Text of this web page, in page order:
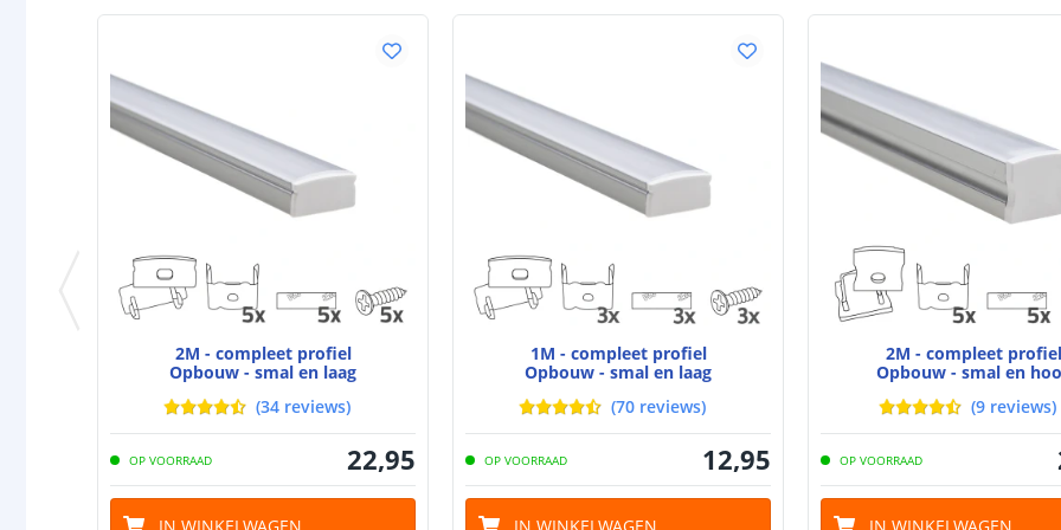
bescherming
Plakstrip
Aansluiting
Aansluiting
2M - compleet profiel
Opbouw - smal en laag
(34 reviews)
OP VOORRAAD 22,95
IN WINKELWAGEN
1M - compleet profiel
Opbouw - smal en laag
(70 reviews)
OP VOORRAAD 12,95
IN WINKELWAGEN
2M - compleet profiel
Opbouw - smal en
(9 reviews)
OP VOORRAAD
IN WINKELWAGEN